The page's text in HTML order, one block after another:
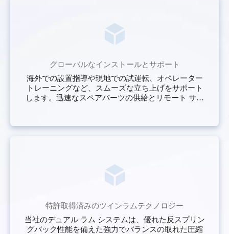
グローバルなインストールとサポート
海外での設置指導や現地での試運転、オペレーター
トレーニングなど、スムーズな立ち上げをサポート
します。迅速なスペアパーツの供給とリモート サポ
特許取得済みのツインラムテクノロジー
当社のデュアル ラム システムは、優れた反スプリン
グバック性能を備えた強力でバランスの取れた圧縮